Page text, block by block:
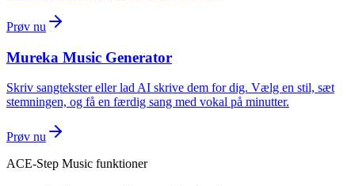
Prøv nu
Mureka Music Generator
Skriv sangtekster eller lad AI skrive dem for dig. Vælg en stil, sæt
stemningen, og få en færdig sang med vokal på minutter.
Prøv nu
ACE-Step Music funktioner